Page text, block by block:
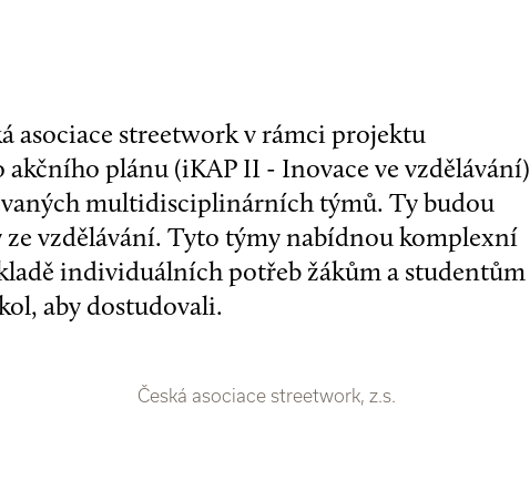
asociace streetwork v rámci projektu
plánu (iKAP II - Inovace ve vzdělávání)
multidisciplinárních týmů. Ty budou
ze vzdělávání. Tyto týmy nabídnou komplexní
individuálních potřeb žákům a studentům
aby dostudovali.
Česká asociace streetwork, z.s.